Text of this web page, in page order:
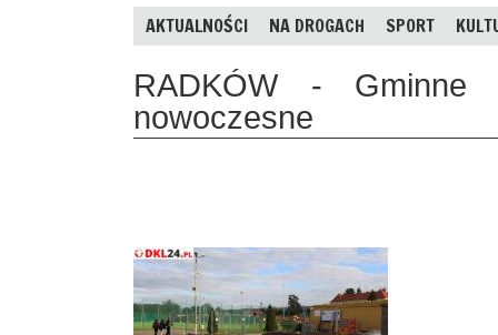
AKTUALNOŚCI NA DROGACH SPORT
RADKÓW - Gminne
nowoczesne